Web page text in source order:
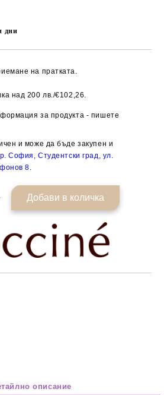
дни
на пратката.
над 200 лв./€102,26.
за продукта - пишете
и може да бъде закупен и
София, Студентски град, ул.
8
описание